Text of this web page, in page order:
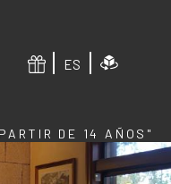
ES
DE 14 AÑOS"